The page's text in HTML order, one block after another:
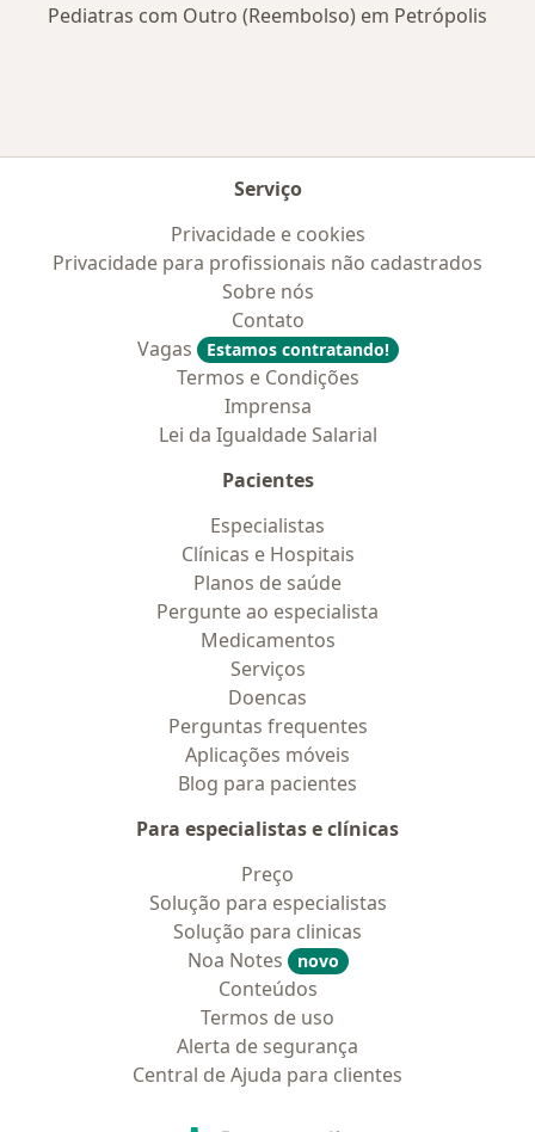
Pediatras com Outro (Reembolso) em Petrópolis
Serviço
Privacidade e cookies
Privacidade para profissionais não cadastrados
Sobre nós
Contato
Vagas
Estamos contratando!
Termos e Condições
Imprensa
Lei da Igualdade Salarial
Pacientes
Especialistas
Clínicas e Hospitais
Planos de saúde
Pergunte ao especialista
Medicamentos
Serviços
Doencas
Perguntas frequentes
Aplicações móveis
Blog para pacientes
Para especialistas e clínicas
Preço
Solução para especialistas
Solução para clinicas
Noa Notes
novo
Conteúdos
Termos de uso
Alerta de segurança
Central de Ajuda para clientes